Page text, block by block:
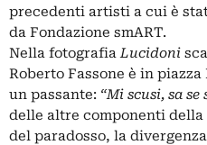
precedenti artisti a cui è
da Fondazione smART.
Nella fotografiaLucidoni
Roberto Fassone è in
un passante: “Mi scusi, sa se
delle altre componenti
del paradosso, la